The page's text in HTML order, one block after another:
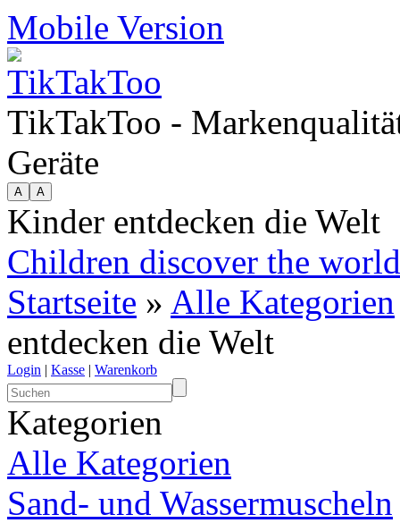
Mobile Version
TikTakToo -
Geräte
Kinder entdecken die Welt
Children discover the world
Startseite » Alle Kategorien
entdecken die Welt
Login | Kasse | Warenkorb
Kategorien
Alle Kategorien
Sand- und Wassermuscheln